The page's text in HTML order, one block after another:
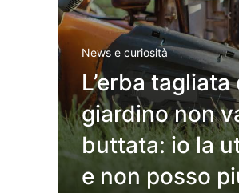
News e curiosità
L’erba
giardino non
buttata: io la
e non posso